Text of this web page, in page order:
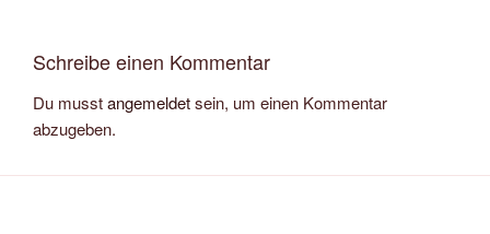
Schreibe einen Kommentar
Du musstangemeldetsein, um einen Kommentar
abzugeben.